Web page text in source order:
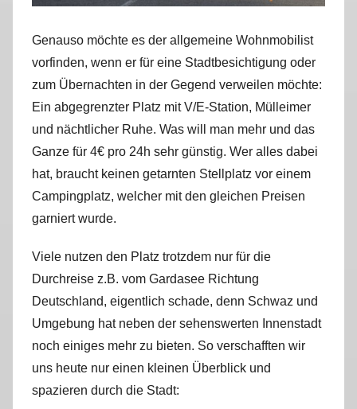
Genauso möchte es der allgemeine Wohnmobilist
vorfinden, wenn er für eine Stadtbesichtigung oder
zum Übernachten in der Gegend verweilen möchte:
Ein abgegrenzter Platz mit V/E-Station, Mülleimer
und nächtlicher Ruhe. Was will man mehr und das
Ganze für 4€ pro 24h sehr günstig. Wer alles dabei
hat, braucht keinen getarnten Stellplatz vor einem
Campingplatz, welcher mit den gleichen Preisen
garniert wurde.
Viele nutzen den Platz trotzdem nur für die
Durchreise z.B. vom Gardasee Richtung
Deutschland, eigentlich schade, denn Schwaz und
Umgebung hat neben der sehenswerten Innenstadt
noch einiges mehr zu bieten. So verschafften wir
uns heute nur einen kleinen Überblick und
spazieren durch die Stadt: